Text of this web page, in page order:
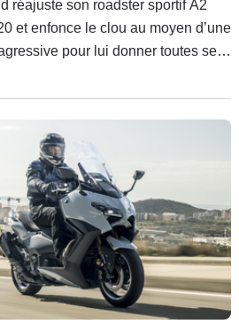
réajuste son roadster sportif A2
et enfonce le clou au moyen d’une
pour lui donner toutes ses